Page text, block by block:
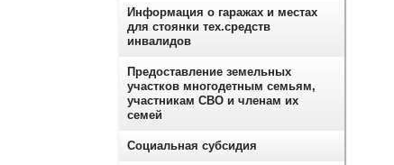
Информация о гаражах и местах
для стоянки тех.средств
инвалидов
Предоставление земельных
участков многодетным семьям,
участникам СВО и членам их
семей
Социальная субсидия